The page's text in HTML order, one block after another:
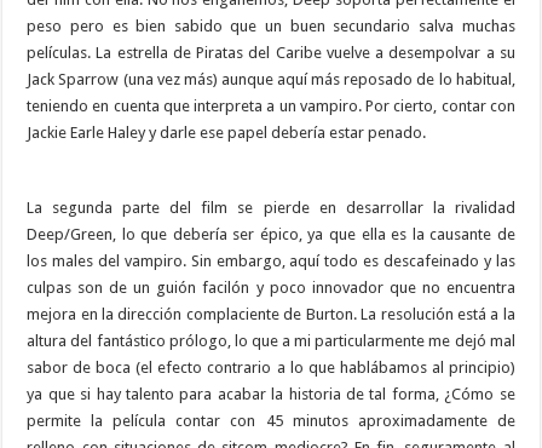
peso pero es bien sabido que un buen secundario salva muchas
películas. La estrella de Piratas del Caribe vuelve a desempolvar a su
Jack Sparrow (una vez más) aunque aquí más reposado de lo habitual,
teniendo en cuenta que interpreta a un vampiro. Por cierto, contar con
Jackie Earle Haley y darle ese papel debería estar penado.
La segunda parte del film se pierde en desarrollar la rivalidad
Deep/Green, lo que debería ser épico, ya que ella es la causante de
los males del vampiro. Sin embargo, aquí todo es descafeinado y las
culpas son de un guión facilón y poco innovador que no encuentra
mejora en la dirección complaciente de Burton. La resolución está a la
altura del fantástico prólogo, lo que a mi particularmente me dejó mal
sabor de boca (el efecto contrario a lo que hablábamos al principio)
ya que si hay talento para acabar la historia de tal forma, ¿Cómo se
permite la película contar con 45 minutos aproximadamente de